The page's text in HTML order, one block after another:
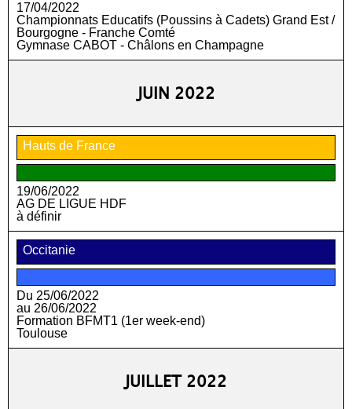
17/04/2022
Championnats Educatifs (Poussins à Cadets) Grand Est /
Bourgogne - Franche Comté
Gymnase CABOT - Châlons en Champagne
JUIN 2022
Hauts de France
19/06/2022
AG DE LIGUE HDF
à définir
Occitanie
Du 25/06/2022
au 26/06/2022
Formation BFMT1 (1er week-end)
Toulouse
JUILLET 2022